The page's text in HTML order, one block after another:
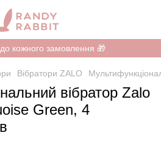
кожного замовлення 🎁
Вібратори ZALO
вібратор Zalo
Green, 4